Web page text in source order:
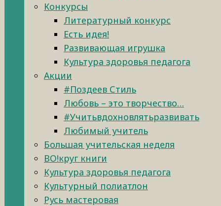
Конкурсы
Литературный конкурс
Есть идея!
Развивающая игрушка
Культура здоровья педагога
Акции
#Поздеев Стиль
Любовь – это творчество…
#Учитьвдохновлятьразвивать
Любимый учитель
Большая учительская неделя
ВО!круг книги
Культура здоровья педагога
Культурный полиатлон
Русь мастеровая